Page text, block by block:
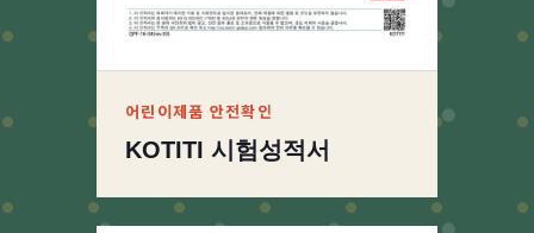
어린이제품 안전확인
KOTITI 시험성적서